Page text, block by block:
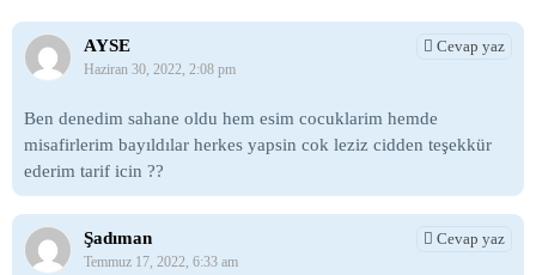
AYSE
Haziran 30, 2022, 2:08 pm
Ben denedim sahane oldu hem esim cocuklarim hemde
misafirlerim bayıldılar herkes yapsin cok leziz cidden teşekkür
ederim tarif icin ??
Cevap yaz
Şadıman
Temmuz 17, 2022, 6:33 am
Cevap yaz